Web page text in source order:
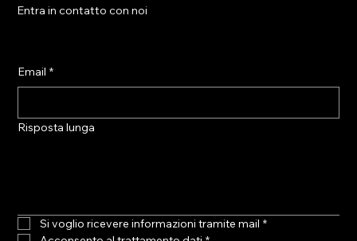
Entra in contatto con noi
Email *
Risposta lunga
Si voglio ricevere informazioni tramite mail *